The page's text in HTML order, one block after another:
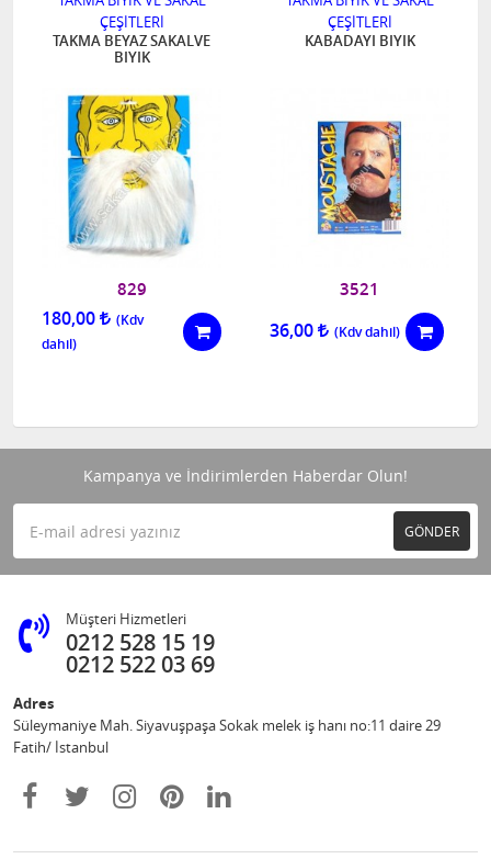
ÇEŞİTLERİ
TAKMA BEYAZ SAKALVE
BIYIK
829
180,00
ÇEŞİTLERİ
KABADAYI BIYIK
3521
36,00
Kampanya ve İndirimlerden Haberdar Olun!
GÖNDER
Müşteri Hizmetleri
0212 528 15 19
0212 522 03 69
Adres
Süleymaniye Mah. Siyavuşpaşa Sokak melek iş hanı no:11 daire 29
Fatih/ İstanbul